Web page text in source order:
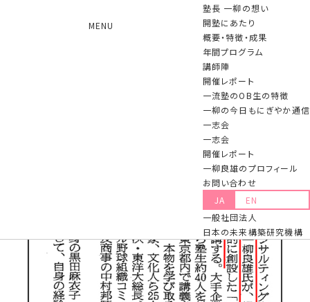
MENU
塾長 一柳の想い
開塾にあたり
概要・特徴・成果
年間プログラム
講師陣
開催レポート
一流塾のOB生の特徴
一柳の今日もにぎやか通信
一志会
一志会
開催レポート
一柳良雄のプロフィール
お問い合わせ
JA
EN
一般社団法人
日本の未来構築研究機構
新聞（大阪本社版）」に掲載されまし
2020.03.18 更新
2020年3月14日「産経新聞（大阪本社版）」掲載
一流塾（第13期）開塾の新聞記事